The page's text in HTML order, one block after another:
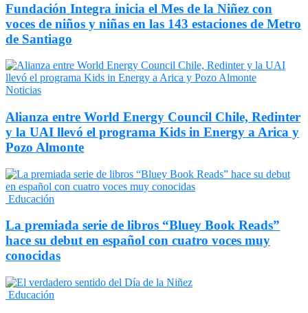
Fundación Integra inicia el Mes de la Niñez con
voces de niños y niñas en las 143 estaciones de Metro
de Santiago
Noticias
Alianza entre World Energy Council Chile, Redinter
y la UAI llevó el programa Kids in Energy a Arica y
Pozo Almonte
Educación
La premiada serie de libros “Bluey Book Reads”
hace su debut en español con cuatro voces muy
conocidas
Educación